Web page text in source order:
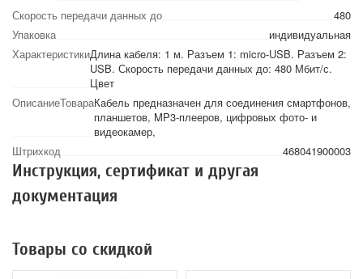
Скорость передачи данных до
480
Упаковка
индивидуальная
ХарактеристикиДлина кабеля: 1 м. Разъем 1: micro-USB. Разъем 2:
USB. Скорость передачи данных до: 480 Мбит/с.
Цвет
ОписаниеТовараКабель предназначен для соединения смартфонов,
планшетов, MP3-плееров, цифровых фото- и
видеокамер,
Штрихкод
468041900003
Инструкция, сертификат и другая
документация
Товары со скидкой